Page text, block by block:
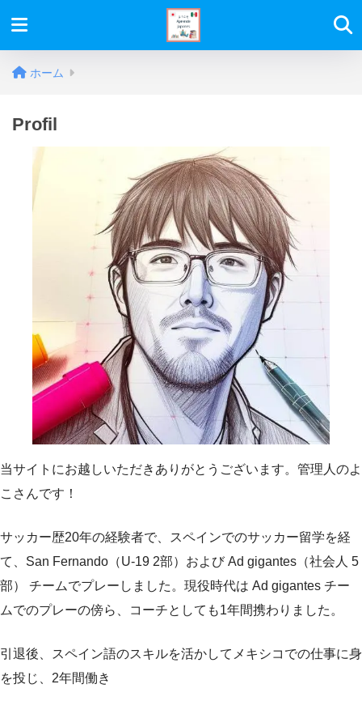
ホーム
Profil
当サイトにお越しいただきありがとうございます。管理人のよ
こさんです！
サッカー歴20年の経験者で、スペインでのサッカー留学を経
て、San Fernando（U-19 2部）および Ad gigantes（社会人 5
部） チームでプレーしました。現役時代は Ad gigantes チー
ムでのプレーの傍ら、コーチとしても1年間携わりました。
引退後、スペイン語のスキルを活かしてメキシコでの仕事に身
を投じ、2年間働き